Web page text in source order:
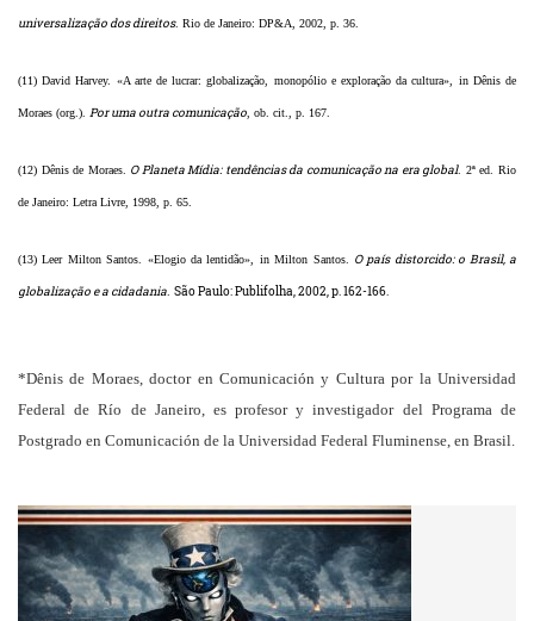
universalização dos direitos. Rio de Janeiro: DP&A, 2002, p. 36.
(11) David Harvey. «A arte de lucrar: globalização, monopólio e exploração da cultura», in Dênis de
Moraes (org.). Por uma outra comunicação , ob. cit., p. 167.
(12) Dênis de Moraes. O Planeta Mídia: tendências da comunicação na era global. 2ª ed. Rio
de Janeiro: Letra Livre, 1998, p. 65.
(13) Leer Milton Santos. «Elogio da lentidão», in Milton Santos. O país distorcido: o Brasil, a
globalização e a cidadania São Paulo: Publifolha, 2002, p. 162-166.
*Dênis de Moraes, doctor en Comunicación y Cultura por la Universidad
Federal de Río de Janeiro, es profesor y investigador del Programa de
Postgrado en Comunicación de la Universidad Federal Fluminense, en Brasil.